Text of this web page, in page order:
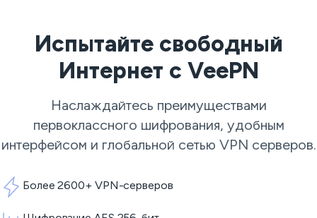
Испытайте свободный
Интернет с VeePN
Наслаждайтесь преимуществами
первоклассного шифрования, удобным
интерфейсом и глобальной сетью VPN серверов.
Более 2600+ VPN-серверов